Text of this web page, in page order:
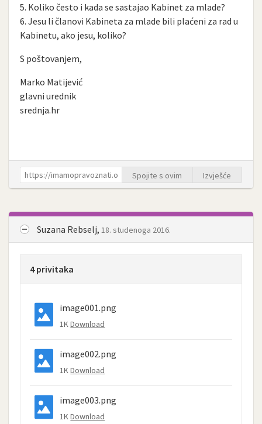
5. Koliko često i kada se sastajao Kabinet za mlade?
6. Jesu li članovi Kabineta za mlade bili plaćeni za rad u
Kabinetu, ako jesu, koliko?
S poštovanjem,
Marko Matijević
glavni urednik
srednja.hr
Spojite s ovim Izvješće
Suzana Rebselj, 18. studenoga 2016.
4 privitaka
image001.png
1KDownload
image002.png
1KDownload
image003.png
1KDownload